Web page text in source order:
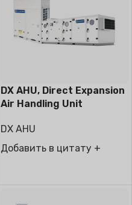
DX AHU, Direct Expansion
Air Handling Unit
DX AHU
Добавить в цитату +